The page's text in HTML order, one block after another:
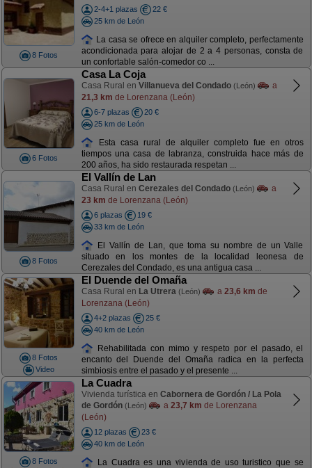
8 Fotos
2-4+1 plazas
22 €
25 km de León
La casa se ofrece en alquiler completo, perfectamente
acondicionada para alojar de 2 a 4 personas, consta de
un confortable salón-comedor co ...
6 Fotos
Casa La Coja
Casa Rural en Villanueva del Condado (León)
a
21,3 km de Lorenzana (León)
6-7 plazas
20 €
25 km de León
Esta casa rural de alquiler completo fue en otros
tiempos una casa de labranza, construida hace más de
200 años, ha sido restaurada respetan ...
8 Fotos
El Vallín de Lan
Casa Rural en Cerezales del Condado (León)
a
23 km de Lorenzana (León)
6 plazas
19 €
33 km de León
El Vallín de Lan, que toma su nombre de un Valle
situado en los montes de la localidad leonesa de
Cerezales del Condado, es una antigua casa ...
8 Fotos
Video
El Duende del Omaña
Casa Rural en La Utrera (León) a 23,6 km de
Lorenzana (León)
4+2 plazas
25 €
40 km de León
Rehabilitada con mimo y respeto por el pasado, el
encanto del Duende del Omaña radica en la perfecta
simbiosis entre el pasado y el presente ...
8 Fotos
La Cuadra
Vivienda turística en Cabornera de Gordón / La Pola
de Gordón (León) a 23,7 km de Lorenzana
(León)
12 plazas
23 €
40 km de León
La Cuadra es una vivienda de uso turistico que se